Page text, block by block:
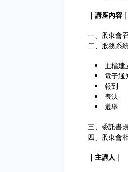
｜講座內容｜
一、股東會
二、股務系
主檔建
電子通
報到
表決
選舉
三、委託書
四、股東會
｜主講人｜